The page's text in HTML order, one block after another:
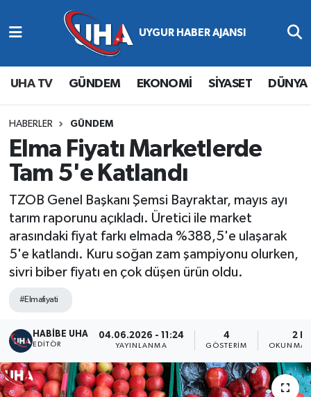
UHA TV GÜNDEM EKONOMİ SİYASET DÜNYA
HABERLER GÜNDEM
Elma Fiyatı Marketlerde
Tam 5'e Katlandı
TZOB Genel Başkanı Şemsi Bayraktar, mayıs ayı
tarım raporunu açıkladı. Üretici ile market
arasındaki fiyat farkı elmada %388,5'e ulaşarak
5'e katlandı. Kuru soğan zam şampiyonu olurken,
sivri biber fiyatı en çok düşen ürün oldu.
#Elmafiyati
HABİBE UHA
EDITÖR
04.06.2026 - 11:24
YAYINLANMA
4
GÖSTERIM
2
OKUNMA
Abone Ol
Gündem
Ekonomi
Magazin
Siyaset
Spor
Yaşam
Nöbetçi Eczaneler
Hava Durumu
Namaz Vakitleri
Trafik Durumu
Süper Lig Puan Durumu ve Fikstür
Tüm Manşetler
Son Dakika Haberleri
Haber Arşivi